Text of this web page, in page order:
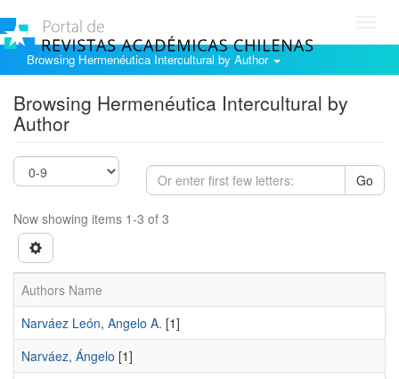
Browsing Hermenéutica Intercultural by Author
Browsing Hermenéutica Intercultural by
Author
Go
Now showing items 1-3 of 3
Authors Name
Narváez León, Angelo A. [1]
Narváez, Ángelo [1]